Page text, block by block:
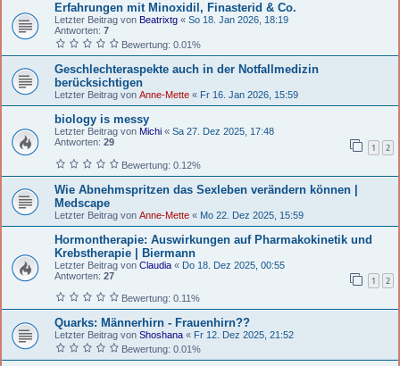
Erfahrungen mit Minoxidil, Finasterid & Co.
Letzter Beitrag von Beatrixtg « So 18. Jan 2026, 18:19
Antworten: 7
Bewertung: 0.01%
Geschlechteraspekte auch in der Notfallmedizin
berücksichtigen
Letzter Beitrag von Anne-Mette « Fr 16. Jan 2026, 15:59
biology is messy
Letzter Beitrag von Michi « Sa 27. Dez 2025, 17:48
Antworten: 29 1 2
Bewertung: 0.12%
Wie Abnehmspritzen das Sexleben verändern können |
Medscape
Letzter Beitrag von Anne-Mette « Mo 22. Dez 2025, 15:59
Hormontherapie: Auswirkungen auf Pharmakokinetik und
Krebstherapie | Biermann
Letzter Beitrag von Claudia « Do 18. Dez 2025, 00:55
Antworten: 27 1 2
Bewertung: 0.11%
Quarks: Männerhirn - Frauenhirn??
Letzter Beitrag von Shoshana « Fr 12. Dez 2025, 21:52
Bewertung: 0.01%